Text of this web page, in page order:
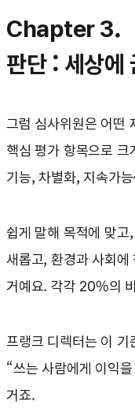
Chapter 3.
판단 : 세상에
그럼 심사위원은 어떤
핵심 평가 항목으로
기능, 차별화, 지속가
쉽게 말해 목적에 맞
새롭고, 환경과 사회에
거예요. 각각 20%의
프랭크 디렉터는 이 기
“쓰는 사람에게 이익
거죠.